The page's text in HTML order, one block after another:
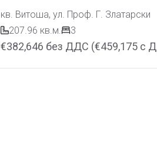
кв. Витоша, ул. Проф. Г. Златарски
207.96 кв.м. 3
€382,646 без ДДС (€459,175 с